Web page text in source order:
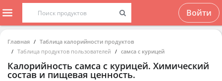
Войти
Главная
Таблица калорийности продуктов
Таблица продуктов пользователей
самса с курицей
Калорийность самса с курицей. Химический
состав и пищевая ценность.